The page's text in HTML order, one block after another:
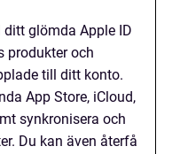
glömda Apple ID
produkter och
till ditt konto.
App Store, iCloud,
synkronisera och
Du kan även återfå